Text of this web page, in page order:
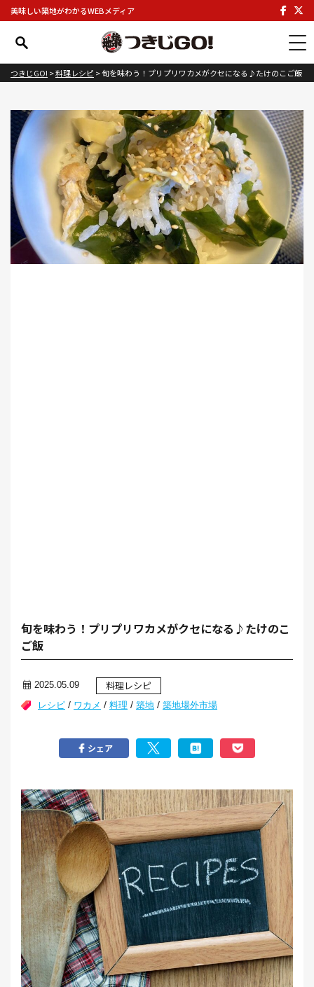
美味しい築地がわかるWEBメディア
つきじGO! >料理レシピ >旬を味わう！プリプリワカメがクセになる♪たけのこご飯
旬を味わう！プリプリワカメがクセになる♪たけのこ
ご飯
2025.05.09 料理レシピ
レシピ / ワカメ / 料理 / 築地 / 築地場外市場
シェア